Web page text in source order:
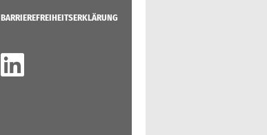
BARRIEREFREIHEITSERKLÄRUNG